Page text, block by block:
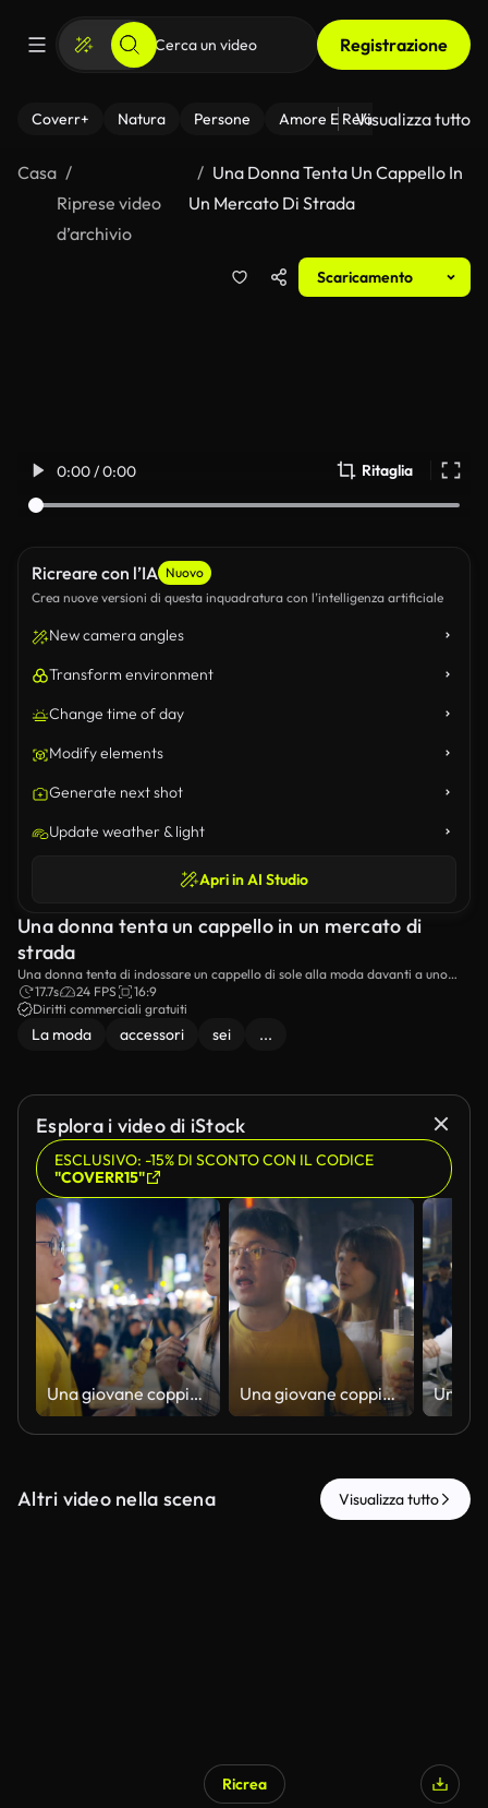
Registrazione
Coverr+ Natura Persone Amore E Relazioni Il
Visualizza tutto
Casa
Riprese video
d’archivio
Una Donna Tenta Un Cappello In
Un Mercato Di Strada
Scaricamento
0:00 / 0:00 Ritaglia
Ricreare con l’IA Nuovo
Crea nuove versioni di questa inquadratura con l’intelligenza artificiale
New camera angles
Transform environment
Change time of day
Modify elements
Generate next shot
Update weather & light
Apri in AI Studio
Una donna tenta un cappello in un mercato di
strada
Una donna tenta di indossare un cappello di sole alla moda davanti a uno
specchio in un mercato di strada.
17.7s 24 FPS
16:9
Diritti commerciali gratuiti
La moda accessori sei ...
Esplora i video di iStock
ESCLUSIVO: -15% DI SCONTO CON IL CODICE
"COVERR15"
Una giovane coppia asiatica ha visitato un famoso mercato notturno locale e ha assaggiato il cibo di strada a Taiwan Una giovane coppia asiatica ha visitato un famoso mercato notturno locale e ha assaggiato il cibo di strada a Taiwan
Altri video nella scena Visualizza tutto
Ricrea